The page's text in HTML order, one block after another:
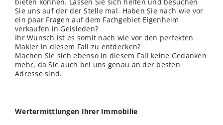
bieten können. Lassen Sie sich helfen und besuchen
Sie uns auf der der Stelle mal. Haben Sie nach wie vor
ein paar Fragen auf dem Fachgebiet Eigenheim
verkaufen in Geisleden?
Ihr Wunsch ist es somit nach wie vor den perfekten
Makler in diesem Fall zu entdecken?
Machen Sie sich ebenso in diesem Fall keine Gedanken
mehr, da Sie auch bei uns genau an der besten
Adresse sind.
Wertermittlungen Ihrer Immobilie